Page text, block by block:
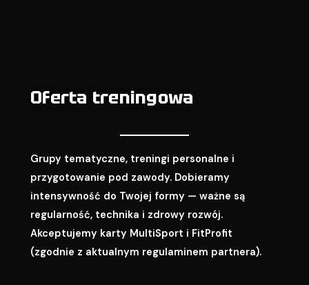
Oferta treningowa
Grupy tematyczne, treningi personalne i
przygotowanie pod zawody. Dobieramy
intensywność do Twojej formy — ważne są
regularność, technika i zdrowy rozwój.
Akceptujemy karty MultiSport i FitProfit
(zgodnie z aktualnym regulaminem partnera).